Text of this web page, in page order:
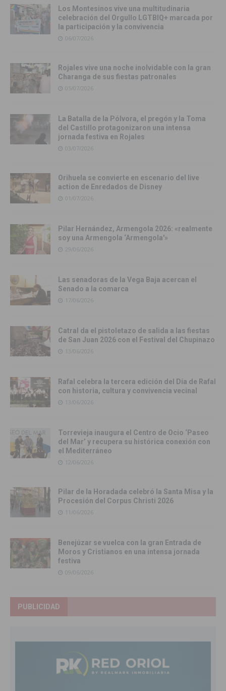
Los Montesinos vive una multitudinaria
celebración del Orgullo LGTBIQ+ marcada por
la participación y la convivencia
06/07/2026
Rojales vive una noche inolvidable con la gran
Charanga de sus fiestas patronales
05/07/2026
La Batalla de la Pólvora, el pregón y la Toma
del Castillo protagonizaron una intensa
jornada festiva en Rojales
03/07/2026
Orihuela se convierte en escenario del live
action de Enredados de Disney
01/07/2026
Pilar Hernández, Armengola 2026: «realmente
soy una Armengola ‘Armengola'»
29/06/2026
Las senadoras de la Vega Baja acercan el
Senado a la comarca
17/06/2026
Catral da el pistoletazo de salida a las fiestas
de San Juan 2026 con el Festival del Chupinazo
13/06/2026
Rafal celebra la tercera edición del Día de Rafal
con historia, cultura y convivencia vecinal
13/06/2026
Torrevieja inaugura el Centro de Ocio ‘Paseo
del Mar’ y recupera su histórica conexión con
el Mediterráneo
12/06/2026
Pilar de la Horadada celebró la Santa Misa y la
Procesión del Corpus Christi 2026
11/06/2026
Benejúzar se vuelca con la gran Entrada de
Moros y Cristianos en una intensa jornada
festiva
09/06/2026
PUBLICIDAD